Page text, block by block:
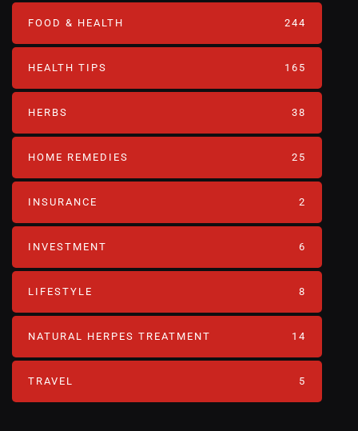
FOOD & HEALTH 244
HEALTH TIPS 165
HERBS 38
HOME REMEDIES 25
INSURANCE 2
INVESTMENT 6
LIFESTYLE 8
NATURAL HERPES TREATMENT‎ 14
TRAVEL 5